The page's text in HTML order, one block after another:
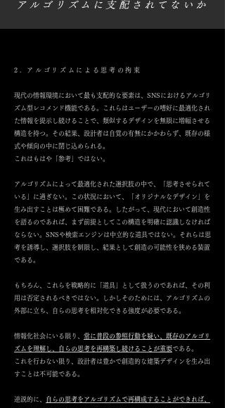
アルゴリズムに支配されてないか
2. アルゴリズムによる思考の拘束
現代の情報環境において最も支配的な要素は、SNSにおけるアルゴリ
ズム型レコメンド機能である。これらはユーザーの嗜好に最適化され
た情報を提示し続けることで、類似するデザインを無限に増幅させる
構造を持つ。その結果、設計者は自覚の有無にかかわらず、既存の様
式や傾向の中に閉じ込められる。
これはもはや「参考」ではない。
アルゴリズムによって最適化された選択肢の中で、「思考させられて
いる」に過ぎない。この状況において、「オリジナルなデザイン」を
生み出すことは極めて困難である。したがって、現代において創造性
を語るのであれば、まず前提としてこの構造を明確に認識しなければ
ならない。SNSや検索エンジンは中立的な道具ではない。それらは思
考を誘導し、選択肢を制限し、結果として創造の可能性を狭める装置
である。
もちろん、これらを戦略的に「道具」として扱うのであれば、その利
用は否定されるべきではない。しかしそのためには、アルゴリズムの
外部に立ち、自らの思考を相対化できる強度が必要である。
情報化社会にいる限り、 常に普段の参照行動を疑い、既存のアルゴリ
ズムを理解し、自らの思考を再構築し続けることが重要である。
これを行わない限り、設計者は豊かで創造的な建築デザインを生み出
すことは不可能である。
逆説的に、
自らの思考をアルゴリズムで再構成することができれば、